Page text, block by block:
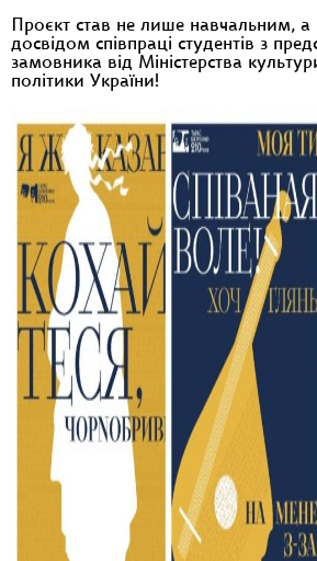
Проєкт став не лише навчальним,
досвідом співпраці студентів з
замовника від Міністерства
політики України!